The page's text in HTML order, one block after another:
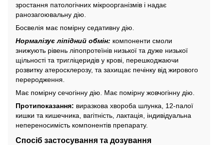
зростання патологічних мікроорганізмів і надає
ранозагоювальну дію.
Босвелія має помірну седативну дію.
Нормалізує ліпідний обмін: компоненти смоли
знижують рівень ліпопротеїнів низької та дуже низької
щільності та тригліцеридів у крові, перешкоджаючи
розвитку атеросклерозу, та захищає печінку від жирового
переродження.
Має помірну сечогінну дію. Має помірну жовчогінну дію.
Протипоказання: виразкова хвороба шлунка, 12-палої
кишки та кишечника, вагітність, лактація, індивідуальна
непереносимість компонентів препарату.
Спосіб застосування та дозування